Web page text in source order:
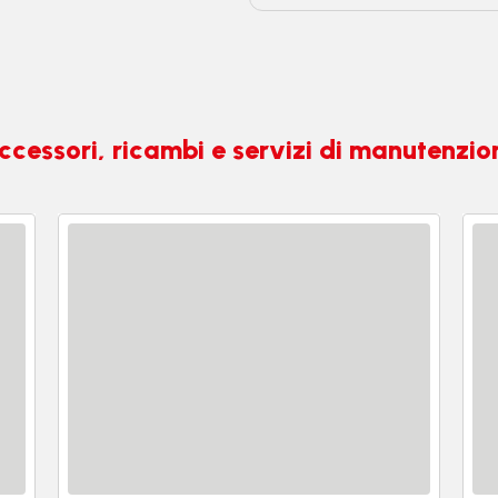
ricambi e servizi di